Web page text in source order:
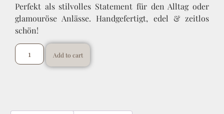
Perfekt als stilvolles Statement für den Alltag oder
glamouröse Anlässe. Handgefertigt, edel & zeitlos
schön!
Add to cart